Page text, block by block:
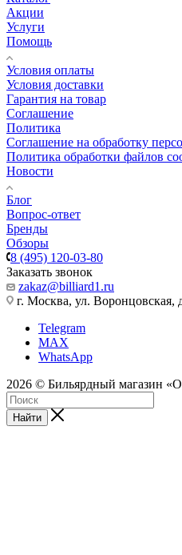
Акции
Услуги
Помощь
Условия оплаты
Условия доставки
Гарантия на товар
Соглашение
Политика
Соглашение на обработку
Политика обработки файлов
Новости
Блог
Вопрос-ответ
Бренды
Обзоры
8 (495) 120-03-80
Заказать звонок
zakaz@billiard1.ru
г. Москва, ул. Воронцовская,
Telegram
MAX
WhatsApp
2026 © Бильярдный магазин
Найти